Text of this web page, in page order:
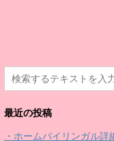
最近の投稿
・ホームバイリンガル